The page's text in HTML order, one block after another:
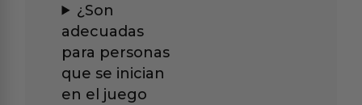
¿Son
adecuadas
para personas
que se inician
en el juego